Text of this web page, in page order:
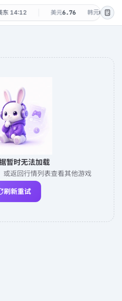
东 14:12 美元6.76 韩元0.0048
暂时无法加载
或返回行情列表查看其他游戏
刷新重试